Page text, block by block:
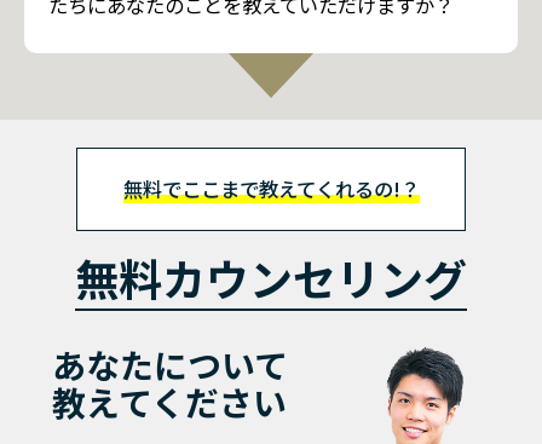
無料でここまで教えてくれるの!？
無料カウンセリング
あなたについて
教えてください